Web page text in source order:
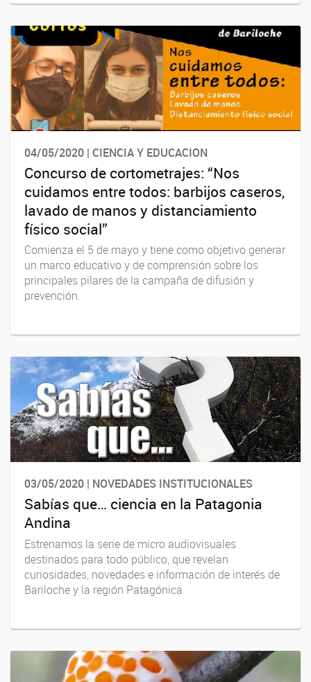
04/05/2020 | CIENCIA Y EDUCACION
Concurso de cortometrajes: “Nos
cuidamos entre todos: barbijos caseros,
lavado de manos y distanciamiento
físico social”
Comienza el 5 de mayo y tiene como objetivo generar
un marco educativo y de comprensión sobre los
principales pilares de la campaña de difusión y
prevención.
03/05/2020 | NOVEDADES INSTITUCIONALES
Sabías que… ciencia en la Patagonia
Andina
Estrenamos la serie de micro audiovisuales
destinados para todo público, que revelan
curiosidades, novedades e información de interés de
Bariloche y la región Patagónica